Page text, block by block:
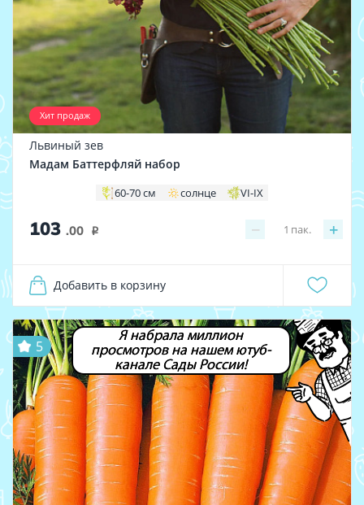
Хит продаж
Львиный зев
Мадам Баттерфляй набор
60-70 см солнце VI-IX
103 .00 i − +
1 пак.
Добавить в корзину
Я набрала миллион
просмотров на нашем ютуб-
канале Сады России!
5